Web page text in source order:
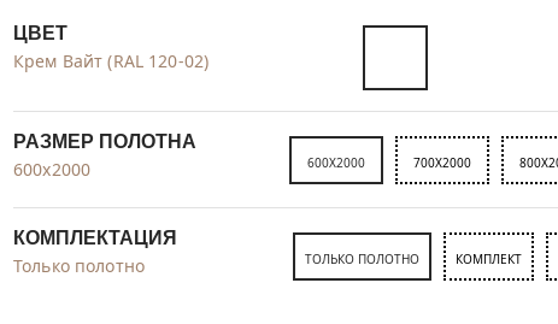
ЦВЕТ
Крем Вайт (RAL 120-02)
РАЗМЕР ПОЛОТНА
600x2000 600X2000 700X2000
КОМПЛЕКТАЦИЯ
Только полотно ТОЛЬКО ПОЛОТНО КОМПЛЕКТ